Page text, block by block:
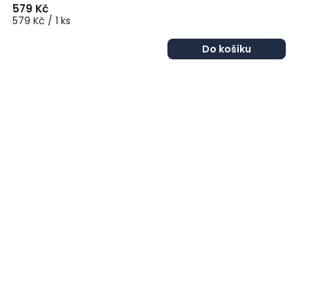
579 Kč
579 Kč / 1 ks
Do košíku